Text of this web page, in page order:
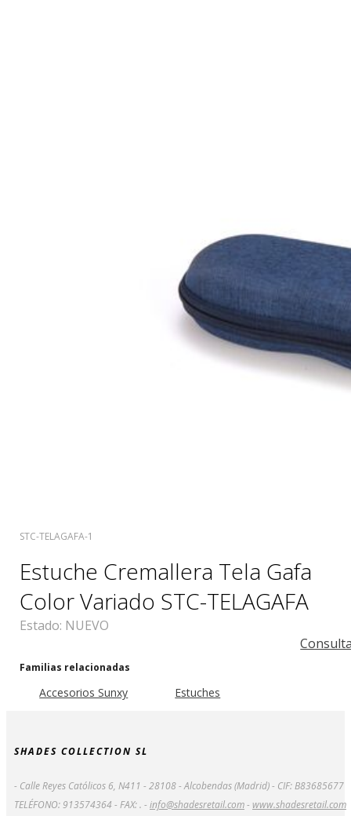
STC-TELAGAFA-1
Estuche Cremallera Tela Gafa
Color Variado STC-TELAGAFA
Estado: NUEVO
Familias relacionadas
Accesorios Sunxy Estuches
SHADES COLLECTION SL
- Calle Reyes Católicos 6, N411 - 28108 - Alcobendas (Madrid) - CIF: B83685677
TELÉFONO: 913574364 - FAX: . - info@shadesretail.com- www.shadesretail.com